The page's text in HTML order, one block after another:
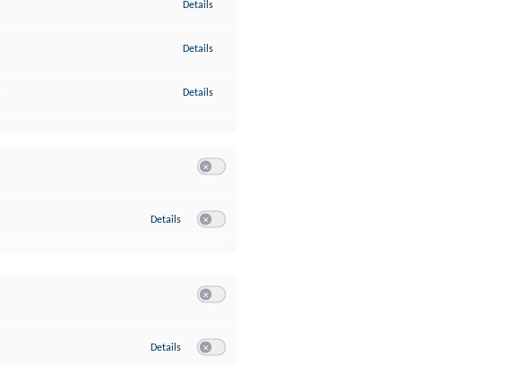
Details
Details
Details
Details zu Google Analytics
Details zu YouTube